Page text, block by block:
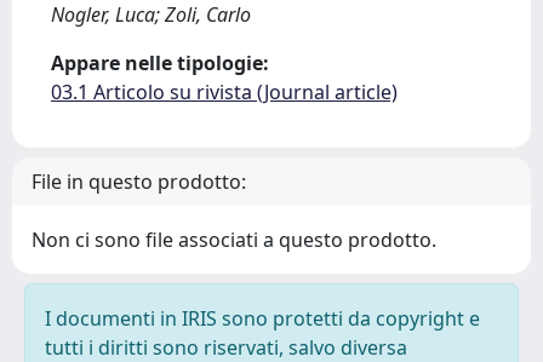
Nogler, Luca; Zoli, Carlo
Appare nelle tipologie:
03.1 Articolo su rivista (Journal article)
File in questo prodotto:
Non ci sono file associati a questo prodotto.
I documenti in IRIS sono protetti da copyright e
tutti i diritti sono riservati, salvo diversa